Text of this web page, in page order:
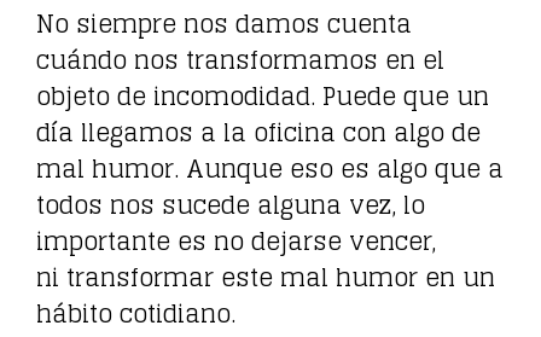
No siempre nos damos cuenta
cuándo nos transformamos en el
objeto de incomodidad. Puede que un
día llegamos a la oficina con algo de
mal humor. Aunque eso es algo que a
todos nos sucede alguna vez, lo
importante es no dejarse vencer,
ni transformar este mal humor en un
hábito cotidiano.